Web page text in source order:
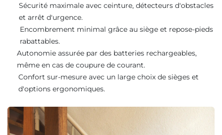
Sécurité maximale avec ceinture, détecteurs d'obstacles
et arrêt d'urgence.
Encombrement minimal grâce au siège et repose-pieds
rabattables.
Autonomie assurée par des batteries rechargeables,
même en cas de coupure de courant.
Confort sur-mesure avec un large choix de sièges et
d'options ergonomiques.